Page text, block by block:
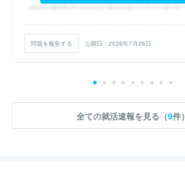
問題を報告する 公開日：2026年7月26日
全ての就活速報を見る（9件）